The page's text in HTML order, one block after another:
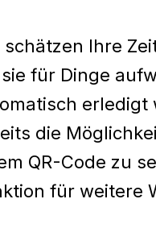
schätzen Ihre
für Dinge
erledigt
die
QR-Code zu
für weitere